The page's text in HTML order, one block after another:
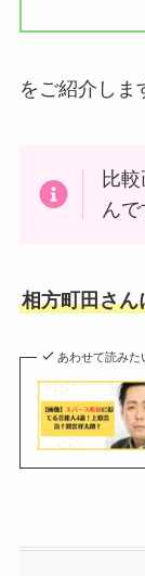
をご紹介しま
比
んで
相方町田さん
あわせて読みた